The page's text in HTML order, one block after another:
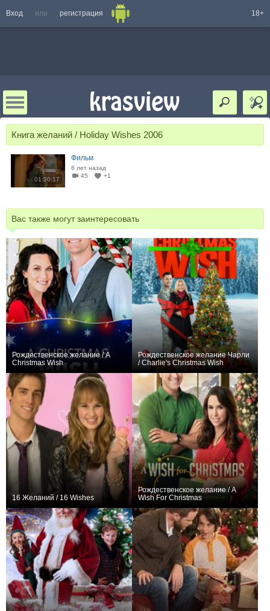
Вход или регистрация 18+
Книга желаний / Holiday Wishes 2006
01:30:17
Фильм
6 лет назад
45
+1
Вас также могут заинтересовать
Рождественское желание / A
Christmas Wish
Рождественское желание Чарли
/ Charlie's Christmas Wish
16 Желаний / 16 Wishes
Рождественское желание / A
Wish For Christmas